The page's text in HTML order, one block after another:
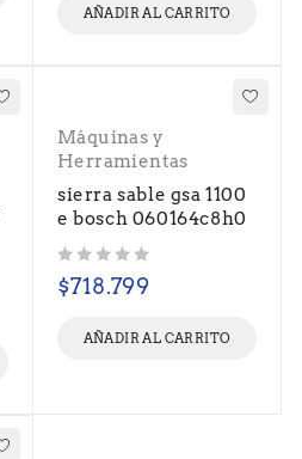
AÑADIR AL CARRITO
Máquinas y
Herramientas
sierra sable gsa 1100
e bosch 060164c8h0
$718.799
AÑADIR AL CARRITO